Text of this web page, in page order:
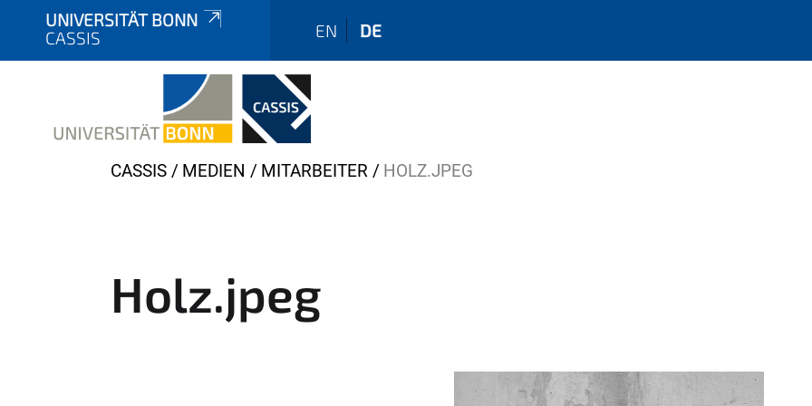
UNIVERSITÄT BONN
CASSIS
EN DE
Y
h
CASSIS MEDIEN MITARBEITER HOLZ.JPEG
Holz.jpeg